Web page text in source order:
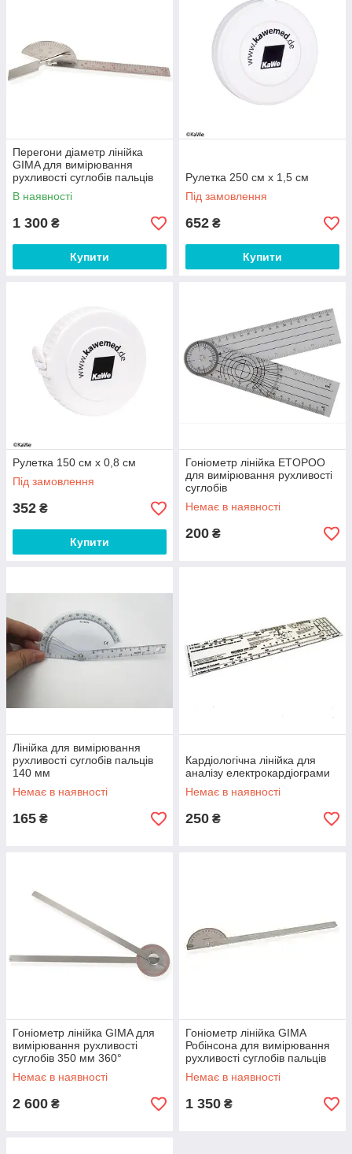
Перегони діаметр лінійка
GIMA для вимірювання
рухливості суглобів пальців
150 мм 180°, Італія
В наявності
1 300 ₴
Купити
Рулетка 250 см x 1,5 см
Під замовлення
652 ₴
Купити
Рулетка 150 см x 0,8 см
Під замовлення
352 ₴
Купити
Гоніометр лінійка ETOPOO
для вимірювання рухливості
суглобів
Немає в наявності
200 ₴
Лінійка для вимірювання
рухливості суглобів пальців
140 мм
Немає в наявності
165 ₴
Кардіологічна лінійка для
аналізу електрокардіограми
Немає в наявності
250 ₴
Гоніометр лінійка GIMA для
вимірювання рухливості
суглобів 350 мм 360°
Немає в наявності
2 600 ₴
Гоніометр лінійка GIMA
Робінсона для вимірювання
рухливості суглобів пальців
175 мм 180°, Італія
Немає в наявності
1 350 ₴